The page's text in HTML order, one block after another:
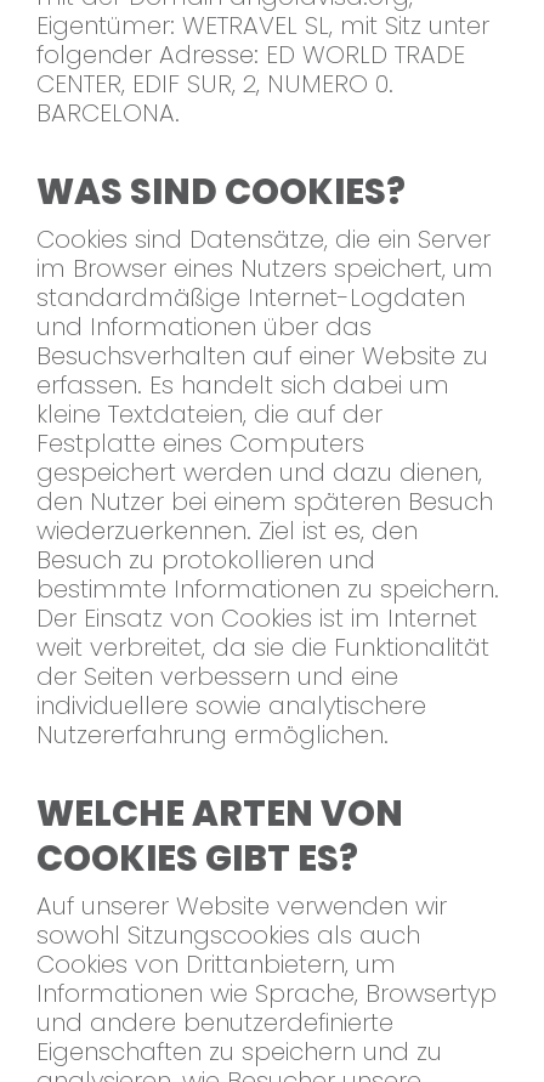
Eigentümer: WETRAVEL SL, mit Sitz unter
folgender Adresse: ED WORLD TRADE
CENTER, EDIF SUR, 2, NUMERO 0.
BARCELONA.
WAS SIND COOKIES?
Cookies sind Datensätze, die ein Server
im Browser eines Nutzers speichert, um
standardmäßige Internet-Logdaten
und Informationen über das
Besuchsverhalten auf einer Website zu
erfassen. Es handelt sich dabei um
kleine Textdateien, die auf der
Festplatte eines Computers
gespeichert werden und dazu dienen,
den Nutzer bei einem späteren Besuch
wiederzuerkennen. Ziel ist es, den
Besuch zu protokollieren und
bestimmte Informationen zu speichern.
Der Einsatz von Cookies ist im Internet
weit verbreitet, da sie die Funktionalität
der Seiten verbessern und eine
individuellere sowie analytischere
Nutzererfahrung ermöglichen.
WELCHE ARTEN VON
COOKIES GIBT ES?
Auf unserer Website verwenden wir
sowohl Sitzungscookies als auch
Cookies von Drittanbietern, um
Informationen wie Sprache, Browsertyp
und andere benutzerdefinierte
Eigenschaften zu speichern und zu